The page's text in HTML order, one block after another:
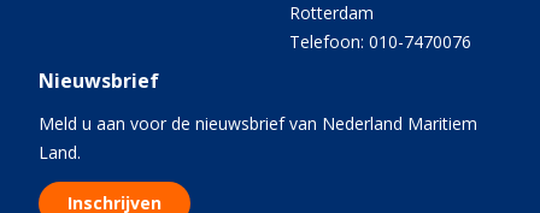
Rotterdam
Telefoon: 010-7470076
Nieuwsbrief
Meld u aan voor de nieuwsbrief van Nederland Maritiem
Land.
Inschrijven